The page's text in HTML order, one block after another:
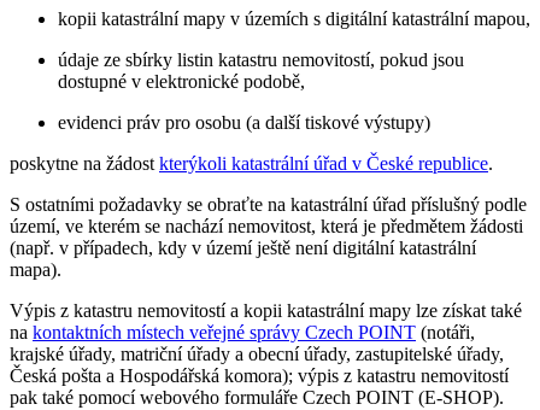
kopii katastrální mapy v územích s digitální katastrální mapou,
údaje ze sbírky listin katastru nemovitostí, pokud jsou
dostupné v elektronické podobě,
evidenci práv pro osobu (a další tiskové výstupy)
poskytne na žádost kterýkoli katastrální úřad v České republice.
S ostatními požadavky se obraťte na katastrální úřad příslušný podle
území, ve kterém se nachází nemovitost, která je předmětem žádosti
(např. v případech, kdy v území ještě není digitální katastrální
mapa).
Výpis z katastru nemovitostí a kopii katastrální mapy lze získat také
na kontaktních místech veřejné správy Czech POINT (notáři,
krajské úřady, matriční úřady a obecní úřady, zastupitelské úřady,
Česká pošta a Hospodářská komora); výpis z katastru nemovitostí
pak také pomocí webového formuláře Czech POINT (E-SHOP).